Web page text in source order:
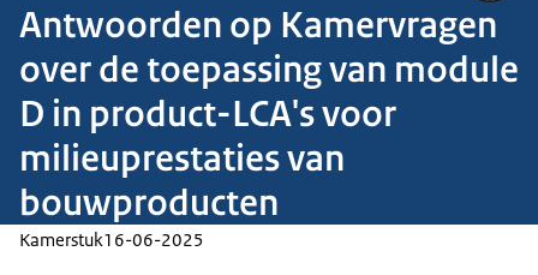
Antwoorden op Kamervragen
over de toepassing van module
D in product-LCA's voor
milieuprestaties van
bouwproducten
Kamerstuk16-06-2025